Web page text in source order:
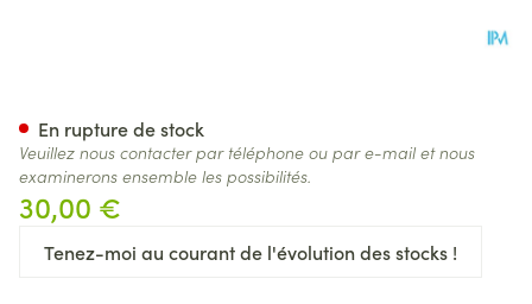
30,00 €
Tenez-moi au courant de l'évolution des stocks !
En rupture de stock
Veuillez nous contacter par téléphone ou par e-mail et nous
examinerons ensemble les possibilités.